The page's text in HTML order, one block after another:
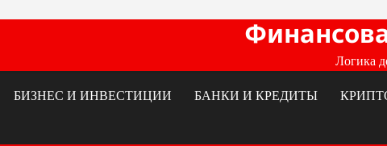
Логика
БИЗНЕС И ИНВЕСТИЦИИ БАНКИ И КРЕДИТЫ